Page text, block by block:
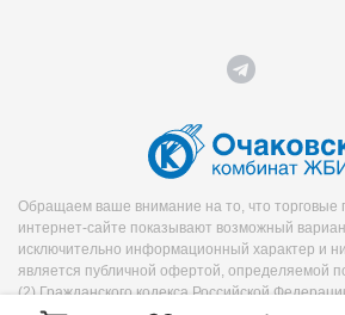
Обращаем ваше внимание на то, что торговые
интернет-сайте показывают возможный
исключительно информационный характер и
является публичной офертой, определяемой
(2) Гражданского кодекса Российской